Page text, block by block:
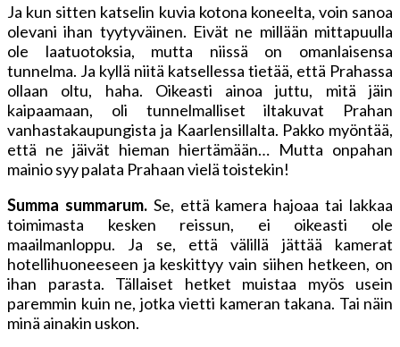
Ja kun sitten katselin kuvia kotona koneelta, voin sanoa
olevani ihan tyytyväinen. Eivät ne millään mittapuulla
ole laatuotoksia, mutta niissä on omanlaisensa
tunnelma. Ja kyllä niitä katsellessa tietää, että Prahassa
ollaan oltu, haha. Oikeasti ainoa juttu, mitä jäin
kaipaamaan, oli tunnelmalliset iltakuvat Prahan
vanhastakaupungista ja Kaarlensillalta. Pakko myöntää,
että ne jäivät hieman hiertämään… Mutta onpahan
mainio syy palata Prahaan vielä toistekin!
Summa summarum.Se, että kamera hajoaa tai lakkaa
toimimasta kesken reissun, ei oikeasti ole
maailmanloppu. Ja se, että välillä jättää kamerat
hotellihuoneeseen ja keskittyy vain siihen hetkeen, on
ihan parasta. Tällaiset hetket muistaa myös usein
paremmin kuin ne, jotka vietti kameran takana. Tai näin
minä ainakin uskon.